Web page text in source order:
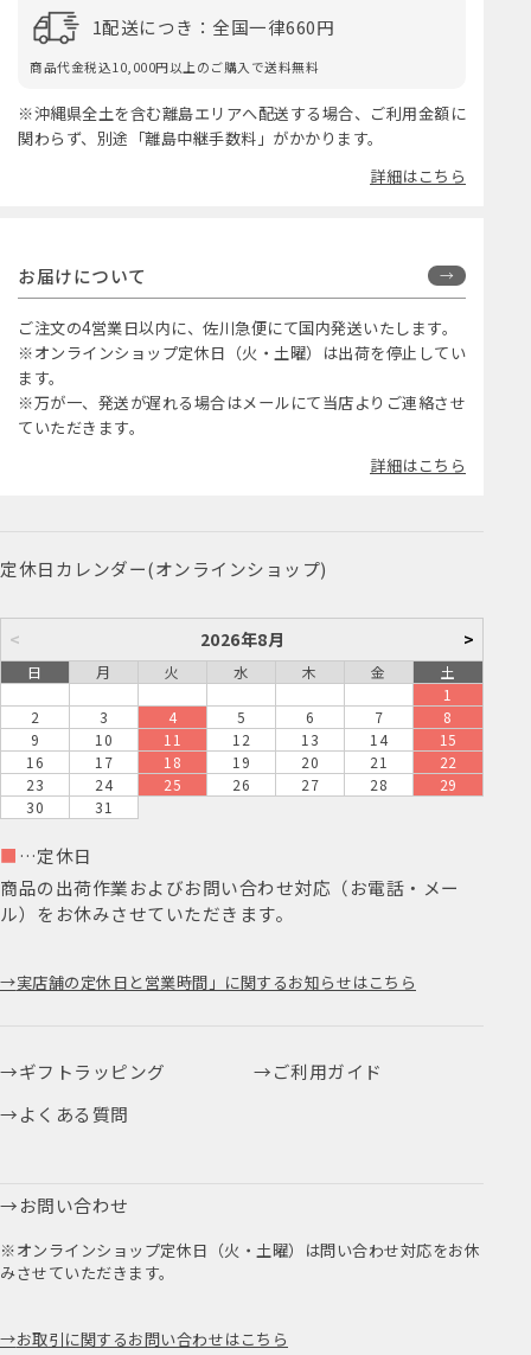
1配送につき：全国一律660円
商品代金税込10,000円以上のご購入で送料無料
※沖縄県全土を含む離島エリアへ配送する場合、ご利用金額に
関わらず、別途「離島中継手数料」がかかります。
詳細はこちら
お届けについて
ご注文の4営業日以内に、佐川急便にて国内発送いたします。
※オンラインショップ定休日（火・土曜）は出荷を停止してい
ます。
※万が一、発送が遅れる場合はメールにて当店よりご連絡させ
ていただきます。
詳細はこちら
定休日カレンダー(オンラインショップ)
< 2026年8月 >
日 月 火 水 木 金
土
1
2
3 4 5 6 7
8
9
10 11 12 13 14
15
16
17 18 19 20 21
22
23
24 25 26 27 28
29
30
31
■ …定休日
商品の出荷作業およびお問い合わせ対応（お電話・メー
ル）をお休みさせていただきます。
実店舗の定休日と営業時間」に関するお知らせはこちら
ギフトラッピング
ご利用ガイド
よくある質問
お問い合わせ
※オンラインショップ定休日（火・土曜）は問い合わせ対応をお休
みさせていただきます。
お取引に関するお問い合わせはこちら